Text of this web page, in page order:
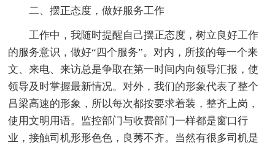
二、摆正态度，做好服务工作
工作中，我随时提醒自己摆正态度，树立良好工作
的服务意识，做好“四个服务”。对内，所接的每一个来
文、来电、来访总是争取在第一时间内向领导汇报，使
领导及时掌握最新情况。对外，我们的形象代表了整个
吕梁高速的形象，所以每次都按要求着装，整齐上岗，
使用文明用语。监控部门与收费部门一样都是窗口行
业，接触司机形形色色，良莠不齐。当然有很多司机是